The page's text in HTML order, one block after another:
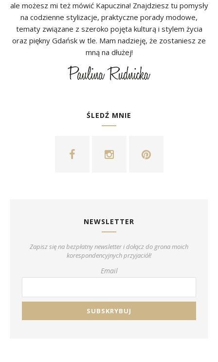
ale możesz mi też mówić Kapuczina! Znajdziesz tu pomysły
na codzienne stylizacje, praktyczne porady modowe,
tematy związane z szeroko pojęta kulturą i stylem życia
oraz piękny Gdańsk w tle. Mam nadzieję, że zostaniesz ze
mną na dłużej!
ŚLEDŹ MNIE
NEWSLETTER
Zapisz się na bezpłatny newsletter i dołącz do grona moich
korespondencyjnych przyjaciół!
Email